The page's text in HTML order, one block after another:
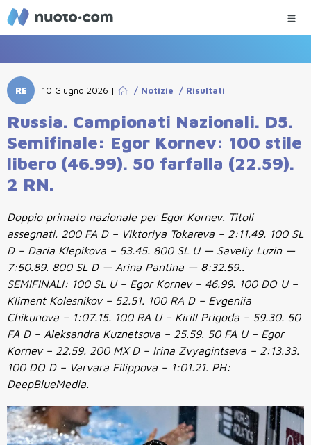
RE 10 Giugno 2026 | / Notizie / Risultati
Russia. Campionati Nazionali. D5.
Semifinale: Egor Kornev: 100 stile
libero (46.99). 50 farfalla (22.59).
2 RN.
Doppio primato nazionale per Egor Kornev. Titoli
assegnati. 200 FA D – Viktoriya Tokareva – 2:11.49. 100 SL
D – Daria Klepikova – 53.45. 800 SL U — Saveliy Luzin —
7:50.89. 800 SL D — Arina Pantina — 8:32.59..
SEMIFINALI: 100 SL U – Egor Kornev – 46.99. 100 DO U –
Kliment Kolesnikov – 52.51. 100 RA D – Evgeniia
Chikunova – 1:07.15. 100 RA U – Kirill Prigoda – 59.30. 50
FA D – Aleksandra Kuznetsova – 25.59. 50 FA U – Egor
Kornev – 22.59. 200 MX D – Irina Zvyagintseva – 2:13.33.
100 DO D – Varvara Filippova – 1:01.21. PH:
DeepBlueMedia.